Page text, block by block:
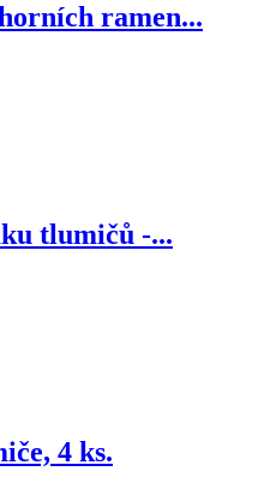
ramen...
tlumičů -...
4 ks.